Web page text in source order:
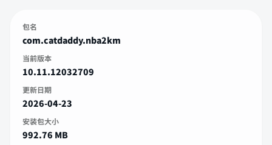
包名
com.catdaddy.nba2km
当前版本
10.11.12032709
更新日期
2026-04-23
安装包大小
992.76 MB